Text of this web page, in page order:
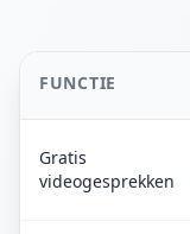
FUNCTIE
Gratis
videogesprekken